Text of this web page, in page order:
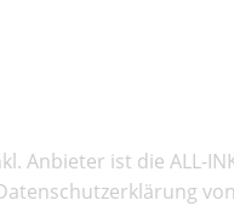
Anbieter ist die ALL-